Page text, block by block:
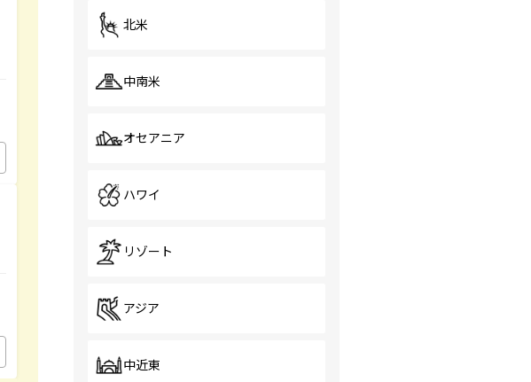
北米
中南米
オセアニア
ハワイ
リゾート
アジア
中近東